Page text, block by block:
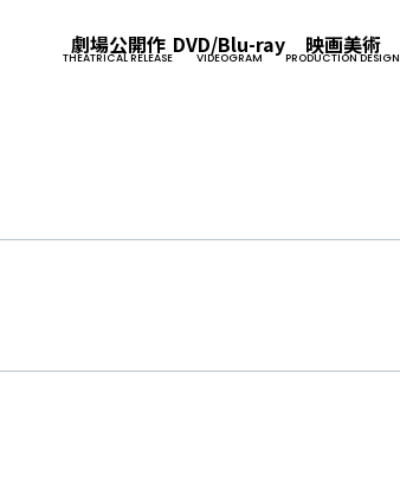
劇場公開作
THEATRICAL RELEASEDVD/Blu-ray
VIDEOGRAM 映画美術
PRODUCTION DESIGN